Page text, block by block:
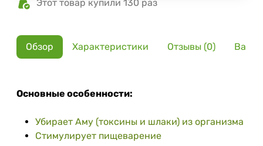
Этот товар купили 130 раз
Обзор Характеристики Отзывы (0)
Основные особенности:
Убирает Аму (токсины и шлаки) из организма
Стимулирует пищеварение